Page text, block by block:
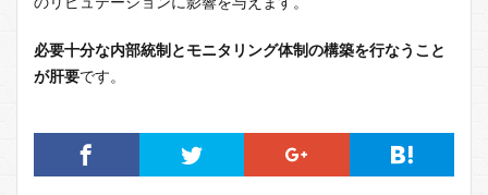
必要十分な内部統制とモニタリング体制の構築を行なうこと
が肝要です。